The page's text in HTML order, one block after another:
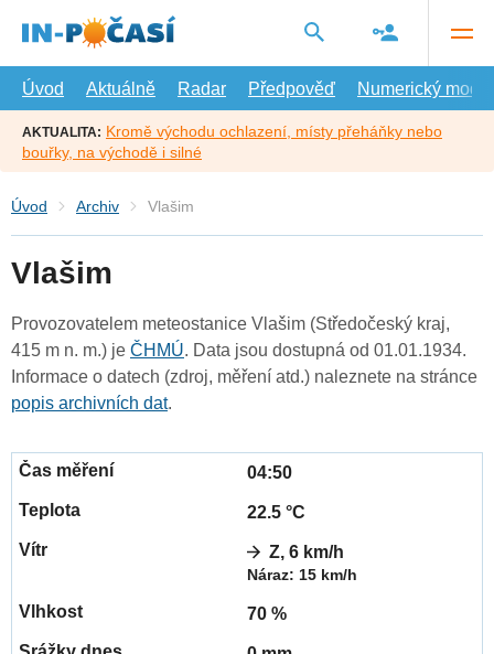
hlavní
Úvod
Aktuálně Radar Předpověď Numerický model
AKTUALITA: Kromě východu ochlazení, místy přeháňky nebo
bouřky, na východě i silné
Úvod Archiv Vlašim
Vlašim
Provozovatelem meteostanice Vlašim (Středočeský kraj,
415 m n. m.) je ČHMÚ. Data jsou dostupná od 01.01.1934.
Informace o datech (zdroj, měření atd.) naleznete na stránce
popis archivních dat.
04:50
22.5 °C
Z, 6 km/h
Náraz: 15 km/h
70 %